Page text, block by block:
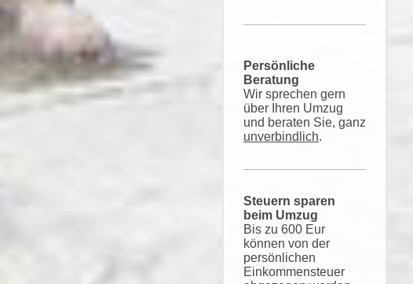
Persönliche
Beratung
Wir sprechen gern
über Ihren Umzug
und beraten Sie, ganz
unverbindlich.
Steuern sparen
beim Umzug
Bis zu 600 Eur
können von der
persönlichen
Einkommensteuer